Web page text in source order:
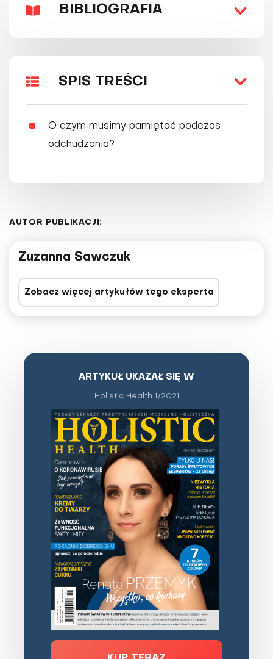
BIBLIOGRAFIA
SPIS TREŚCI
O czym musimy pamiętać podczas
odchudzania?
AUTOR PUBLIKACJI:
Zuzanna Sawczuk
Zobacz więcej artykułów tego eksperta
ARTYKUŁ UKAZAŁ SIĘ W
Holistic Health 1/2021